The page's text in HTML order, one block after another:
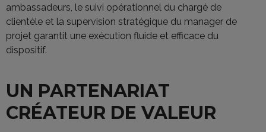
ambassadeurs, le suivi opérationnel du chargé de
clientèle et la supervision stratégique du manager de
projet garantit une exécution fluide et efficace du
dispositif.
UN PARTENARIAT
CRÉATEUR DE VALEUR